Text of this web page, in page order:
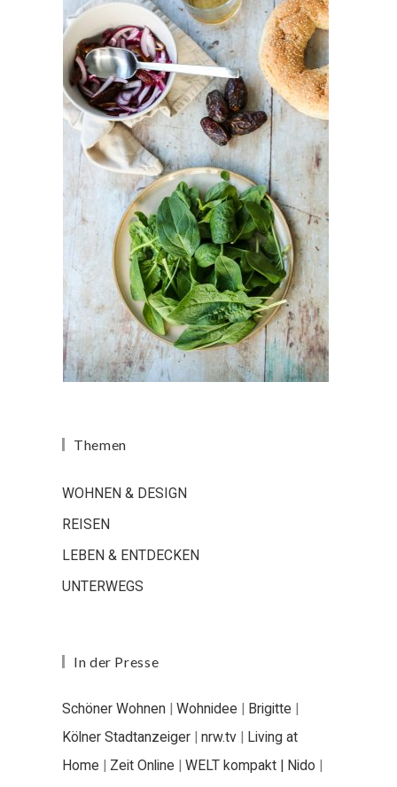
Themen
WOHNEN & DESIGN
REISEN
LEBEN & ENTDECKEN
UNTERWEGS
In der Presse
Schöner Wohnen | Wohnidee | Brigitte |
Kölner Stadtanzeiger | nrw.tv | Living at
Home | Zeit Online | WELT kompakt | Nido |